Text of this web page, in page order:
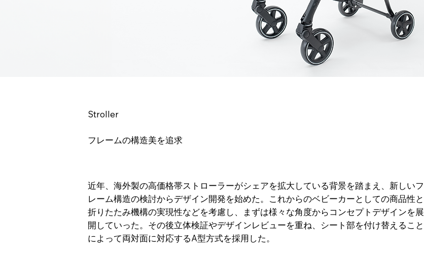
Stroller
フレームの構造美を追求
近年、海外製の高価格帯ストローラーがシェアを拡大している背景を踏まえ、新しいフ
レーム構造の検討からデザイン開発を始めた。これからのベビーカーとしての商品性と
折りたたみ機構の実現性などを考慮し、まずは様々な角度からコンセプトデザインを展
開していった。その後立体検証やデザインレビューを重ね、シート部を付け替えること
によって両対面に対応するA型方式を採用した。